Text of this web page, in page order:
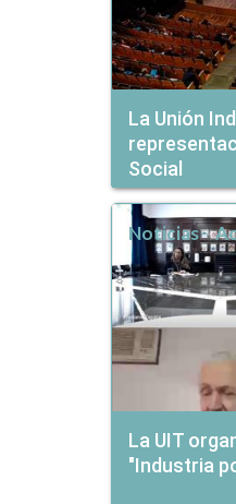
La Unión
Social
Noticias
La UIT
"Industria